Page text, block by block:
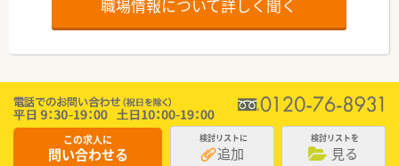
職場情報について詳しく聞く
この求人に
問い合わせる
検討リストに
追加
検討リストを
見る